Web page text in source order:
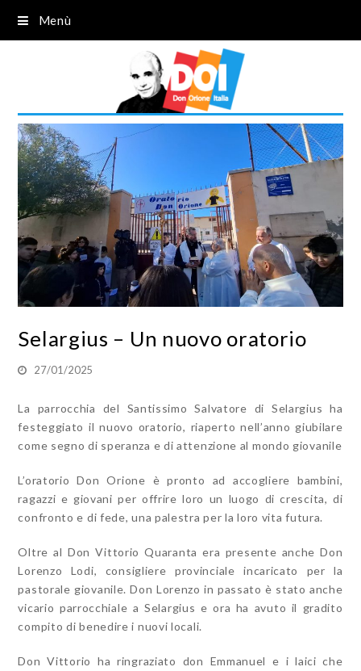
Menù
Selargius – Un nuovo oratorio
27/01/2025
La parrocchia del Santissimo Salvatore di Selargius ha
festeggiato il nuovo oratorio, riaperto nell’anno giubilare
come segno di speranza e di attenzione al mondo giovanile
L’oratorio Don Orione è pronto ad accogliere bambini,
ragazzi e giovani per offrire loro un luogo di crescita, di
confronto e di fede, una palestra per la loro vita futura.
Oltre al Don Vittorio Quaranta era presente anche Don
Lorenzo Lodi, consigliere provinciale incaricato per la
pastorale giovanile. Don Lorenzo in passato è stato anche
vicario parrocchiale a Selargius e ora ha avuto il gradito
compito di benedire i nuovi locali.
Don Vittorio ha ringraziato don Emmanuel e i laici che